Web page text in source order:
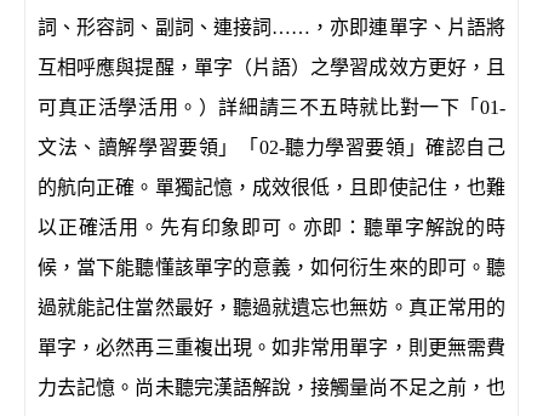
詞、形容詞、副詞、連接詞……，亦即連單字、片語將
互相呼應與提醒，單字（片語）之學習成效方更好，且
可真正活學活用。）詳細請三不五時就比對一下「01-
文法、讀解學習要領」「02-聽力學習要領」確認自己
的航向正確。單獨記憶，成效很低，且即使記住，也難
以正確活用。先有印象即可。亦即：聽單字解說的時
候，當下能聽懂該單字的意義，如何衍生來的即可。聽
過就能記住當然最好，聽過就遺忘也無妨。真正常用的
單字，必然再三重複出現。如非常用單字，則更無需費
力去記憶。尚未聽完漢語解說，接觸量尚不足之前，也